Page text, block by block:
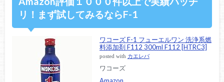
リ！まず試してみるならF-1
ワコーズ F-1 フューエルワン 洗浄系燃
料添加剤 F112 300ml F112 [HTRC3]
posted with カエレバ
ワコーズ